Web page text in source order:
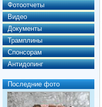
Фотоотчеты
Видео
Документы
Трамплины
Спонсорам
Антидопинг
Последние фото